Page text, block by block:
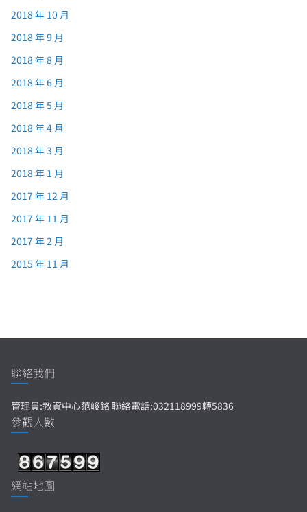
2018 年 10 月
2018 年 9 月
2018 年 8 月
2018 年 6 月
2018 年 5 月
2018 年 4 月
2018 年 3 月
2018 年 1 月
2017 年 12 月
2017 年 11 月
2017 年 2 月
2015 年 11 月
聯絡我們
管理員:教資中心范峻銘 聯絡電話:032118999轉5836
參觀人數
網站地圖